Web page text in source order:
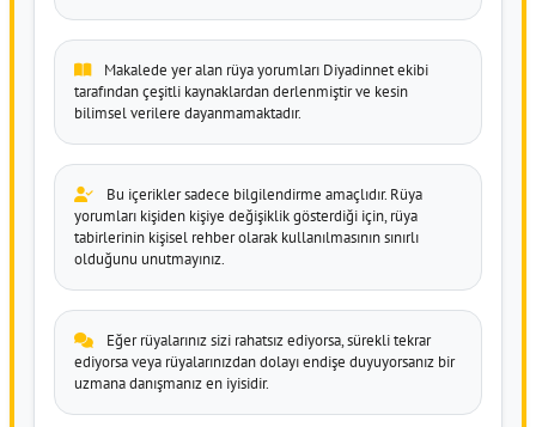
Makalede yer alan rüya yorumları Diyadinnet ekibi
tarafından çeşitli kaynaklardan derlenmiştir ve kesin
bilimsel verilere dayanmamaktadır.
Bu içerikler sadece bilgilendirme amaçlıdır. Rüya
yorumları kişiden kişiye değişiklik gösterdiği için, rüya
tabirlerinin kişisel rehber olarak kullanılmasının sınırlı
olduğunu unutmayınız.
Eğer rüyalarınız sizi rahatsız ediyorsa, sürekli tekrar
ediyorsa veya rüyalarınızdan dolayı endişe duyuyorsanız bir
uzmana danışmanız en iyisidir.